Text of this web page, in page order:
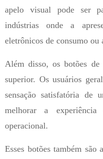
apelo visual pode ser
indústrias onde a
eletrônicos de consumo ou
Além disso, os botões
superior. Os usuários
sensação satisfatória de
melhorar a
operacional.
Esses botões também são